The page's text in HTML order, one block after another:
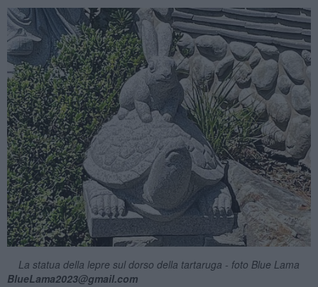
La statua della lepre sul dorso della tartaruga - foto Blue Lama
BlueLama2023@gmail.com